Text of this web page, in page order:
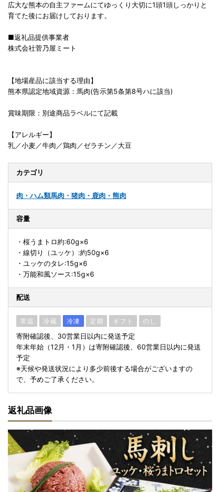
広大な熊本の自主ファームにてゆっくり大切に1頭1頭しっかりと
育てた後にお届けしております。
■返礼品提供事業者
株式会社菅乃屋ミート
【地場産品に該当する理由】
熊本県認定地域資源：馬肉(告示第5条第8号ハに該当)
賞味期限：別途商品ラベルにて記載
【アレルギー】
乳／小麦／牛肉／鶏肉／ゼラチン／大豆
カテゴリ
肉・ハム類馬肉・猪肉・鹿肉・熊肉
容量
・桜うまトロ約:60g×6
・線切り（ユッケ）:約50g×6
・ユッケのタレ:15g×6
・万能和風ソース:15g×6
配送
常温 冷蔵 冷凍 定期 ギフト のし
寄附確認後、30営業日以内に発送予定
年末年始（12月・1月）は寄附確認後、60営業日以内に発送
予定
※天候や発送状況により多少前後する場合がございますの
で、予めご了承ください。
返礼品画像